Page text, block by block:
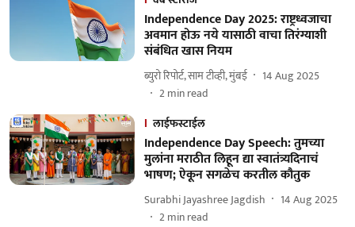
Independence Day 2025: राष्ट्रध्वजाचा
अवमान होऊ नये यासाठी वाचा तिरंग्याशी
संबंधित खास नियम
ब्युरो रिपोर्ट, साम टीव्ही, मुंबई
14 Aug 2025
2min read
लाईफस्टाईल
Independence Day Speech: तुमच्या
मुलांना मराठीत लिहून द्या स्वातंत्र्यदिनाचं
भाषण; ऐकून सगळेच करतील कौतुक
Surabhi Jayashree Jagdish
14 Aug 2025
2min read